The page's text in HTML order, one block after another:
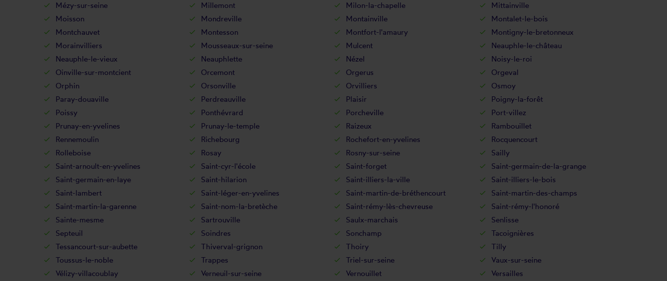
Mézy-sur-seine
Millemont Milon-la-chapelle
Mittainville
Moisson
Mondreville Montainville
Montalet-le-bois
Montchauvet
Montesson Montfort-l'amaury
Montigny-le-bretonneux
Morainvilliers
Mousseaux-sur-seine Mulcent
Neauphle-le-château
Neauphle-le-vieux
Neauphlette Nézel
Noisy-le-roi
Oinville-sur-montcient
Orcemont Orgerus
Orgeval
Orphin
Orsonville Orvilliers
Osmoy
Paray-douaville
Perdreauville Plaisir
Poigny-la-forêt
Poissy
Ponthévrard Porcheville
Port-villez
Prunay-en-yvelines
Prunay-le-temple Raizeux
Rambouillet
Rennemoulin
Richebourg Rochefort-en-yvelines
Rocquencourt
Rolleboise
Rosay Rosny-sur-seine
Sailly
Saint-arnoult-en-yvelines
Saint-cyr-l'école Saint-forget
Saint-germain-de-la-grange
Saint-germain-en-laye
Saint-hilarion Saint-illiers-la-ville
Saint-illiers-le-bois
Saint-lambert
Saint-léger-en-yvelines Saint-martin-de-bréthencourt
Saint-martin-des-champs
Saint-martin-la-garenne
Saint-nom-la-bretèche Saint-rémy-lès-chevreuse
Saint-rémy-l'honoré
Sainte-mesme
Sartrouville Saulx-marchais
Senlisse
Septeuil
Soindres Sonchamp
Tacoignières
Tessancourt-sur-aubette
Thiverval-grignon Thoiry
Tilly
Toussus-le-noble
Trappes Triel-sur-seine
Vaux-sur-seine
Vélizy-villacoublay
Verneuil-sur-seine Vernouillet
Versailles